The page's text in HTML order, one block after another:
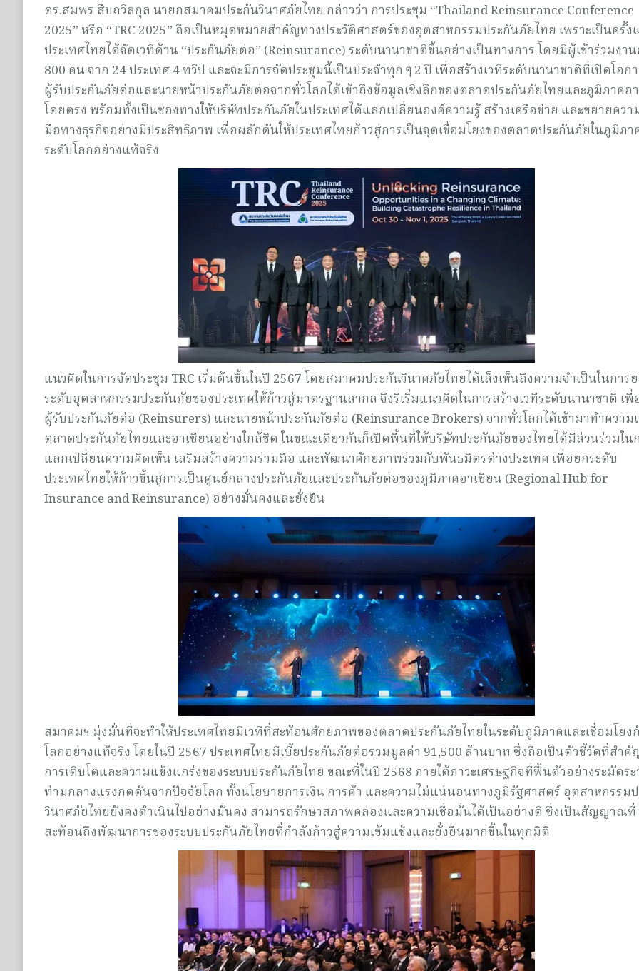
ดร.สมพร สืบถวิลกุล นายกสมาคมประกันวินาศภัยไทย กล่าวว่า การประชุม “Thailand Reinsurance Conference
2025” หรือ “TRC 2025” ถือเป็นหมุดหมายสำคัญทางประวัติศาสตร์ของอุตสาหกรรมประกันภัยไทย เพราะเป็นครั้
ประเทศไทยได้จัดเวทีด้าน “ประกันภัยต่อ” (Reinsurance) ระดับนานาชาติขึ้นอย่างเป็นทางการ โดยมีผู้เข้าร่วมงา
800 คน จาก 24 ประเทศ 4 ทวีป และจะมีการจัดประชุมนี้เป็นประจำทุก ๆ 2 ปี เพื่อสร้างเวทีระดับนานาชาติที่เปิดโอก
ผู้รับประกันภัยต่อและนายหน้าประกันภัยต่อจากทั่วโลกได้เข้าถึงข้อมูลเชิงลึกของตลาดประกันภัยไทยและภูมิภาคอ
โดยตรง พร้อมทั้งเป็นช่องทางให้บริษัทประกันภัยในประเทศได้แลกเปลี่ยนองค์ความรู้ สร้างเครือข่าย และขยายควา
มือทางธุรกิจอย่างมีประสิทธิภาพ เพื่อผลักดันให้ประเทศไทยก้าวสู่การเป็นจุดเชื่อมโยงของตลาดประกันภัยในภูมิภา
ระดับโลกอย่างแท้จริง
แนวคิดในการจัดประชุม TRC เริ่มต้นขึ้นในปี 2567 โดยสมาคมประกันวินาศภัยไทยได้เล็งเห็นถึงความจำเป็นในการ
ระดับอุตสาหกรรมประกันภัยของประเทศให้ก้าวสู่มาตรฐานสากล จึงริเริ่มแนวคิดในการสร้างเวทีระดับนานาชาติ เพื่
ผู้รับประกันภัยต่อ (Reinsurers) และนายหน้าประกันภัยต่อ (Reinsurance Brokers) จากทั่วโลกได้เข้ามาทำความเ
ตลาดประกันภัยไทยและอาเซียนอย่างใกล้ชิด ในขณะเดียวกันก็เปิดพื้นที่ให้บริษัทประกันภัยของไทยได้มีส่วนร่วมใน
แลกเปลี่ยนความคิดเห็น เสริมสร้างความร่วมมือ และพัฒนาศักยภาพร่วมกับพันธมิตรต่างประเทศ เพื่อยกระดับ
ประเทศไทยให้ก้าวขึ้นสู่การเป็นศูนย์กลางประกันภัยและประกันภัยต่อของภูมิภาคอาเซียน (Regional Hub for
Insurance and Reinsurance) อย่างมั่นคงและยั่งยืน
สมาคมฯ มุ่งมั่นที่จะทำให้ประเทศไทยมีเวทีที่สะท้อนศักยภาพของตลาดประกันภัยไทยในระดับภูมิภาคและเชื่อมโยง
โลกอย่างแท้จริง โดยในปี 2567 ประเทศไทยมีเบี้ยประกันภัยต่อรวมมูลค่า 91,500 ล้านบาท ซึ่งถือเป็นตัวชี้วัดที่สำคั
การเติบโตและความแข็งแกร่งของระบบประกันภัยไทย ขณะที่ในปี 2568 ภายใต้ภาวะเศรษฐกิจที่ฟื้นตัวอย่างระมัดระ
ท่ามกลางแรงกดดันจากปัจจัยโลก ทั้งนโยบายการเงิน การค้า และความไม่แน่นอนทางภูมิรัฐศาสตร์ อุตสาหกรรม
วินาศภัยไทยยังคงดำเนินไปอย่างมั่นคง สามารถรักษาสภาพคล่องและความเชื่อมั่นได้เป็นอย่างดี ซึ่งเป็นสัญญาณที่
สะท้อนถึงพัฒนาการของระบบประกันภัยไทยที่กำลังก้าวสู่ความเข้มแข็งและยั่งยืนมากขึ้นในทุกมิติ